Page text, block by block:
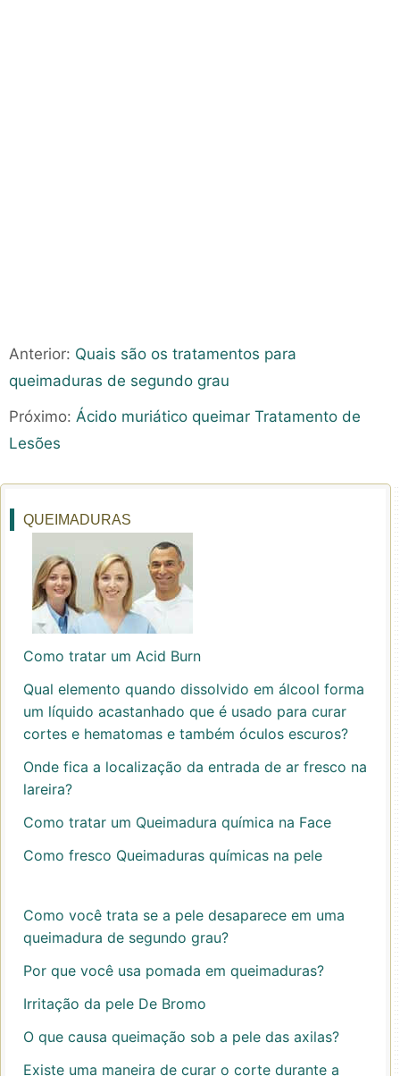
Anterior: Quais são os tratamentos para
queimaduras de segundo grau
Próximo: Ácido muriático queimar Tratamento de
Lesões
QUEIMADURAS
Como tratar um Acid Burn
Qual elemento quando dissolvido em álcool forma
um líquido acastanhado que é usado para curar
cortes e hematomas e também óculos escuros?
Onde fica a localização da entrada de ar fresco na
lareira?
Como tratar um Queimadura química na Face
Como fresco Queimaduras químicas na pele
Como você trata se a pele desaparece em uma
queimadura de segundo grau?
Por que você usa pomada em queimaduras?
Irritação da pele De Bromo
O que causa queimação sob a pele das axilas?
Existe uma maneira de curar o corte durante a